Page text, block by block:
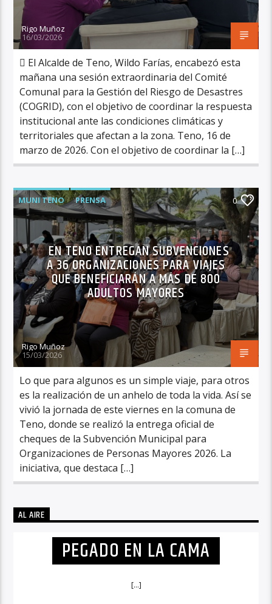
Rigo Muñoz
16/03/2026
 El Alcalde de Teno, Wildo Farías, encabezó esta
mañana una sesión extraordinaria del Comité
Comunal para la Gestión del Riesgo de Desastres
(COGRID), con el objetivo de coordinar la respuesta
institucional ante las condiciones climáticas y
territoriales que afectan a la zona. Teno, 16 de
marzo de 2026. Con el objetivo de coordinar la […]
MUNI TENO PRENSA 0
EN TENO ENTREGAN SUBVENCIONES
A 36 ORGANIZACIONES PARA VIAJES
QUE BENEFICIARÁN A MÁS DE 800
ADULTOS MAYORES
Rigo Muñoz
15/03/2026
Lo que para algunos es un simple viaje, para otros
es la realización de un anhelo de toda la vida. Así se
vivió la jornada de este viernes en la comuna de
Teno, donde se realizó la entrega oficial de
cheques de la Subvención Municipal para
Organizaciones de Personas Mayores 2026. La
iniciativa, que destaca […]
AL AIRE
PEGADO EN LA CAMA
[...]